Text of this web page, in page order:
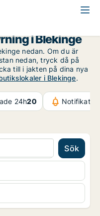
i Blekinge
nedan. Om du är
nedan, tryck då på
till i jakten på dina nya
i Blekinge.
24h20
Sök